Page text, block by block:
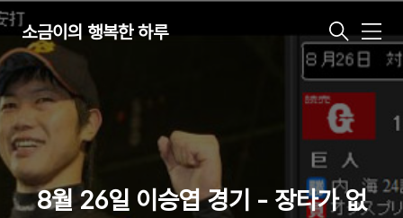
소금이의 행복한 하루
메
8월 26일 이승엽 경기 - 장타가 없